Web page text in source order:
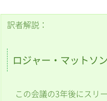
訳者解説：
ロジャー・マットソ
この会議の3年後にスリ